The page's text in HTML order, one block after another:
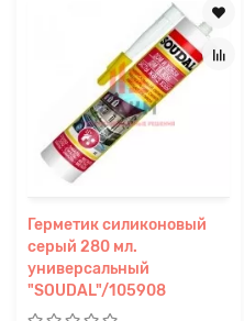
Герметик силиконовый
серый 280 мл.
универсальный
"SOUDAL"/105908
Заявка на расчет
Прикрепите
файл